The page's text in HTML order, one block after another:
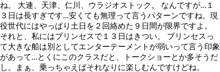
ね。 大連、天津、仁川、ウラジオストック。 なんですが...１
３日は長すぎです...安くても無理って言うパターンですね。現
役世代にはやっぱり土日を２回絡めた９日間が限界ですよ。
それと、私にはプリンセスで１３日はきつい。 プリンセスっ
て大きな船は別としてエンターテーメントが弱いって言う印象
があって...とくにこのクラスだと、トークショーとか多そうだ
し。まぁ、乗っちゃえばそれなりに楽しむんですけどね。